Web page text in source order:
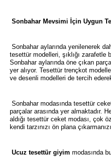
Sonbahar Mevsimi İçin Uygun
Sonbahar aylarında yenilenerek
tesettür modelleri, şıklığı zarafetle
Sonbahar aylarında öne çıkan
yer alıyor. Tesettür trençkot
ve desenli modelleri de tercih
Sonbahar modasında tesettür
parçalar arasında yer almaktadır.
aldığı tesettür ceket modası, çok
kendi tarzınızı ön plana
Ucuz tesettür giyim modasında